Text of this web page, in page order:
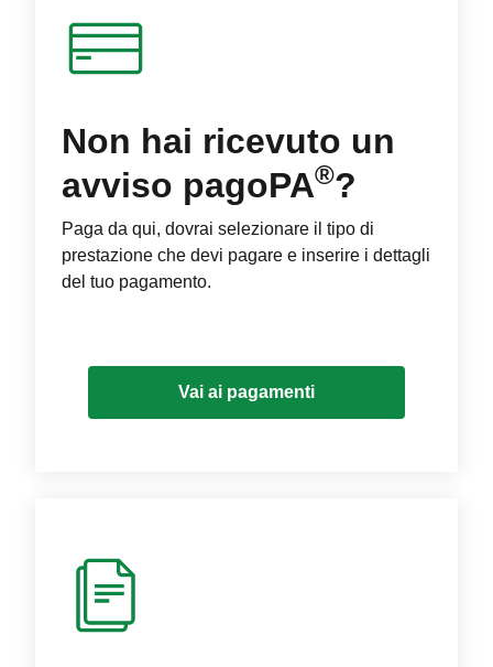
Non hai ricevuto un
avviso pagoPA®?
Paga da qui, dovrai selezionare il tipo di
prestazione che devi pagare e inserire i dettagli
del tuo pagamento.
Vai ai pagamenti